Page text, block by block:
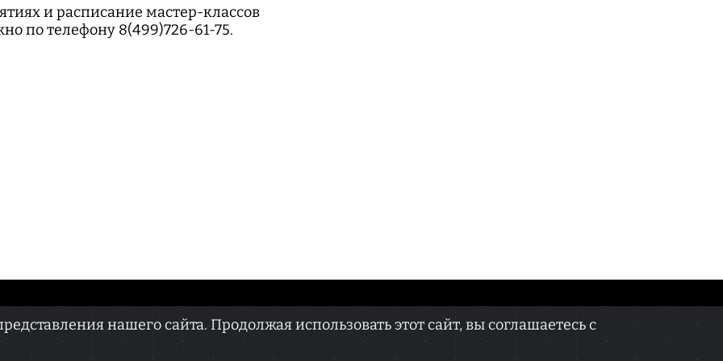
и расписание мастер-классов
по телефону 8(499)726-61-75.
нашего сайта. Продолжая использовать этот сайт, вы соглашаетесь с